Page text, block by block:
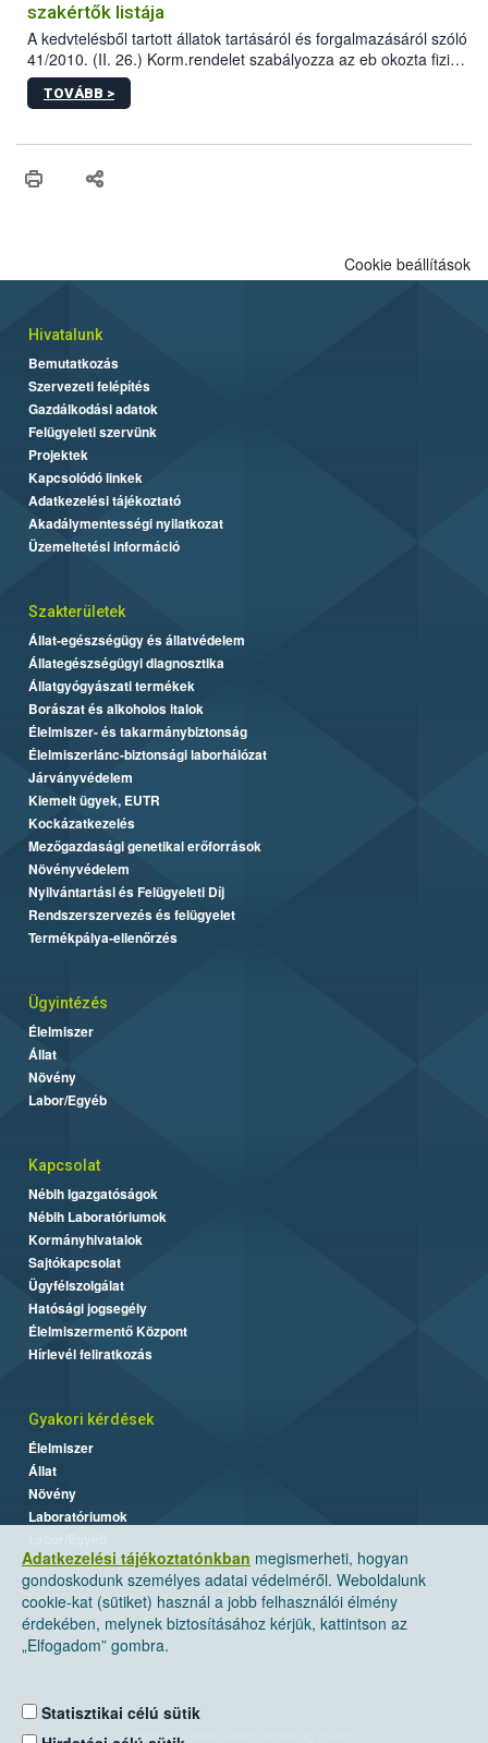
szakértők listája
A kedvtelésből tartott állatok tartásáról és forgalmazásáról szóló
41/2010. (II. 26.) Korm.rendelet szabályozza az eb okozta fizikai
sérülés, illetve ennek veszélye keletkezésekor felmerülő
hatósági feladatokat, valamint a veszélyes eb tartását és annak
vonni az ebek viselkedésének megítélésében jártas szakértőt.
TOVÁBB >
Adatkezelési tájékoztatónkban megismerheti, hogyan
gondoskodunk személyes adatai védelméről. Weboldalunk
cookie-kat (sütiket) használ a jobb felhasználói élmény
érdekében, melynek biztosításához kérjük, kattintson az
„Elfogadom” gombra.
Statisztikai célú sütik
Cookie beállítások
Hivatalunk
Bemutatkozás
Szervezeti felépítés
Gazdálkodási adatok
Felügyeleti szervünk
Projektek
Kapcsolódó linkek
Adatkezelési tájékoztató
Akadálymentességi nyilatkozat
Üzemeltetési információ
Szakterületek
Állat-egészségügy és állatvédelem
Állategészségügyi diagnosztika
Állatgyógyászati termékek
Borászat és alkoholos italok
Élelmiszer- és takarmánybiztonság
Élelmiszerlánc-biztonsági laborhálózat
Járványvédelem
Kiemelt ügyek, EUTR
Kockázatkezelés
Mezőgazdasági genetikai erőforrások
Növényvédelem
Nyilvántartási és Felügyeleti Díj
Rendszerszervezés és felügyelet
Termékpálya-ellenőrzés
Ügyintézés
Élelmiszer
Állat
Növény
Labor/Egyéb
Kapcsolat
Nébih Igazgatóságok
Nébih Laboratóriumok
Kormányhivatalok
Sajtókapcsolat
Ügyfélszolgálat
Hatósági jogsegély
Élelmiszermentő Központ
Hírlevél feliratkozás
Gyakori kérdések
Élelmiszer
Állat
Növény
Laboratóriumok
Nemzeti Élelmiszerlánc-biztonsági Hivatal